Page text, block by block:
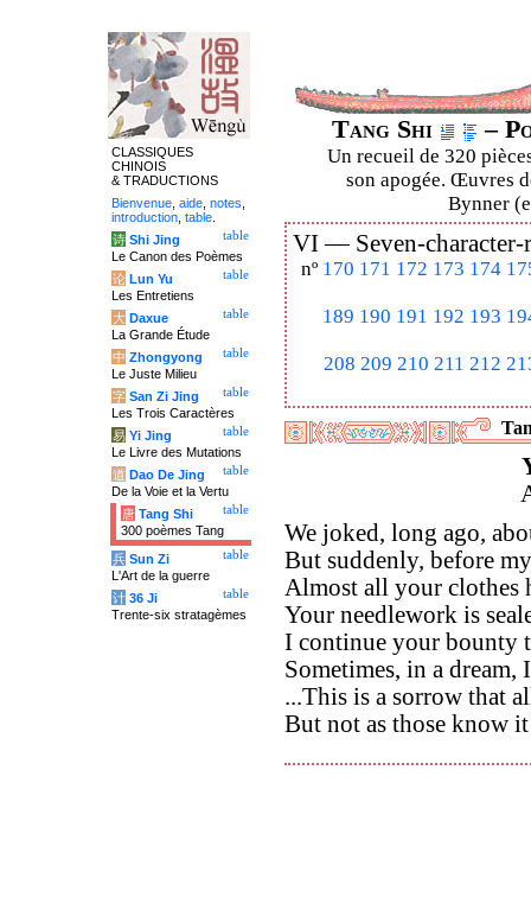
Tang Shi –
Un recueil de 320
son apogée. Œuvres
Bynner
VI — Seven-
nº 170 171 172 173 174
189 190 191 192 193
208 209 210 211 212
We joked, long ago,
But suddenly, before
Almost all your clothes
Your needlework is
I continue your bounty
Sometimes, in a
...This is a sorrow that
But not as those know
CLASSIQUES
CHINOIS
& TRADUCTIONS
Bienvenue aide notes
introduction table
table
诗 Shi Jing
Le Canon des Poèmes
table
论 Lun Yu
Les Entretiens
table
大 Daxue
La Grande Étude
table
中 Zhongyong
Le Juste Milieu
table
字 San Zi Jing
Les Trois Caractères
table
易 Yi Jing
Le Livre des Mutations
table
道 Dao De Jing
De la Voie et la Vertu
table
唐 Tang Shi
300 poèmes Tang
table
兵 Sun Zi
L'Art de la guerre
table
计 36 Ji
Trente-six stratagèmes